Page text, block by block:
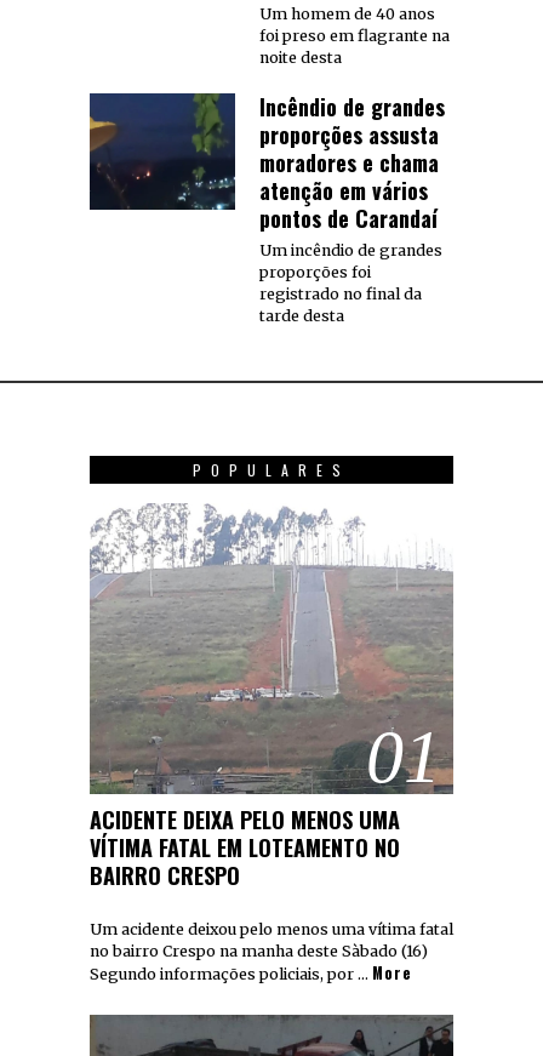
Um homem de 40 anos
foi preso em flagrante na
noite desta
Incêndio de grandes
proporções assusta
moradores e chama
atenção em vários
pontos de Carandaí
Um incêndio de grandes
proporções foi
registrado no final da
tarde desta
POPULARES
01
ACIDENTE DEIXA PELO MENOS UMA
VÍTIMA FATAL EM LOTEAMENTO NO
BAIRRO CRESPO
Um acidente deixou pelo menos uma vítima fatal
no bairro Crespo na manha deste Sàbado (16)
Segundo informações policiais, por … More